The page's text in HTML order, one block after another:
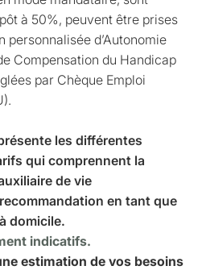
à 50%, peuvent être prises
personnalisée d’Autonomie
Compensation du Handicap
par Chèque Emploi
les différentes
qui comprennent la
de vie
en tant que
domicile.
indicatifs.
estimation de vos besoins